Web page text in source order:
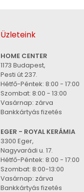
Üzleteink
HOME CENTER
1173 Budapest,
Pesti út 237.
Hétfő-Péntek: 8:00 - 17:00
Szombat: 8:00 - 13:00
Vasárnap: zárva
Bankkártyás fizetés
EGER - ROYAL KERÁMIA
3300 Eger,
Nagyvarádi u. 17.
Hétfő-Péntek: 8:00 - 17:00
Szombat: 8:00-13:00
Vasárnap: zárva
Bankkártyás fizetés